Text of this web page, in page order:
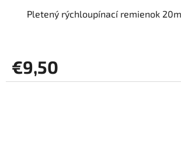
Pletený rýchloupínací remienok
€9,50